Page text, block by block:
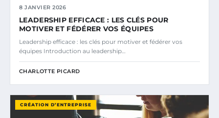
8 JANVIER 2026
LEADERSHIP EFFICACE : LES CLÉS POUR
MOTIVER ET FÉDÉRER VOS ÉQUIPES
Leadership efficace : les clés pour motiver et fédérer vos
équipes Introduction au leadership…
CHARLOTTE PICARD
CRÉATION D’ENTREPRISE